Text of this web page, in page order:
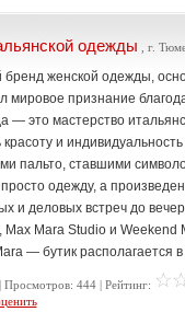
одежды , г.
бренд женской одежды,
мировое признание
— это мастерство
красоту и
пальто, ставшими
одежду, а
и деловых встреч до
Max Mara Studio и
— бутик располагается в
Просмотров: 444 | Рейтинг: